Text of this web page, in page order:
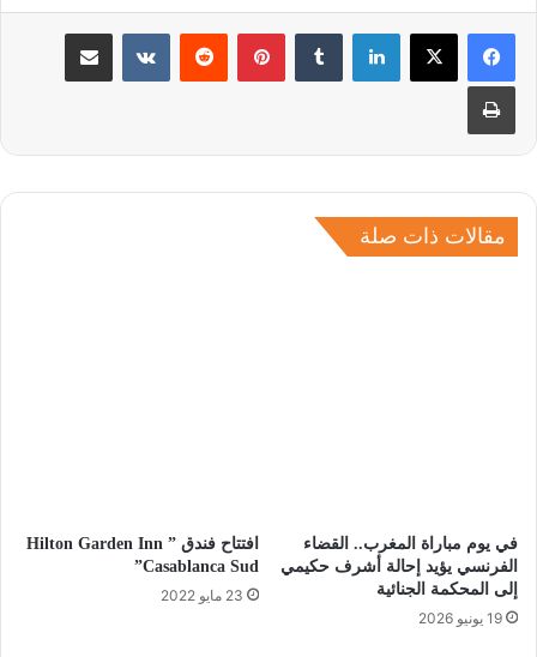
لينكدإن بينتيريست مشاركة عبر البريد
طباعة
مقالات ذات صلة
في يوم مباراة المغرب.. القضاء
الفرنسي يؤيد إحالة أشرف حكيمي
إلى المحكمة الجنائية
19 يونيو 2026
افتتاح فندق ” Hilton Garden Inn
Casablanca Sud”
23 مايو 2022